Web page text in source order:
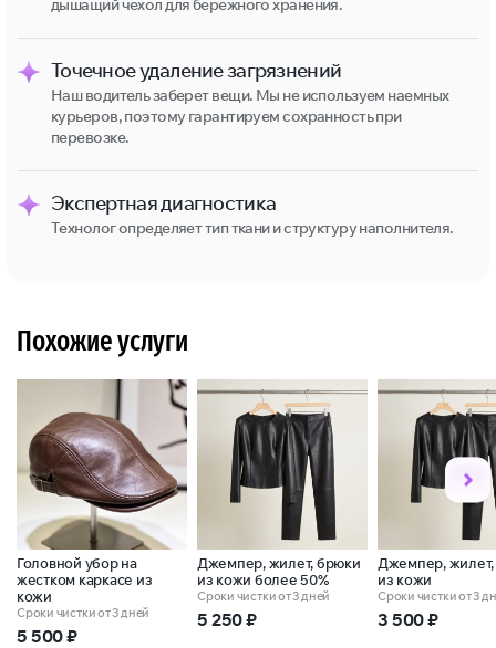
дышащий чехол для бережного хранения.
Точечное удаление загрязнений
Наш водитель заберет вещи. Мы не используем наемных
курьеров, поэтому гарантируем сохранность при
перевозке.
Экспертная диагностика
Технолог определяет тип ткани и структуру наполнителя.
Похожие услуги
Головной убор на
жестком каркасе из
кожи
Сроки чистки от 3 дней
5 500₽
Джемпер, жилет, брюки
из кожи более 50%
Сроки чистки от 3 дней
5 250₽
Джемпер,
из кожи
Сроки чистки от 3
3 500₽